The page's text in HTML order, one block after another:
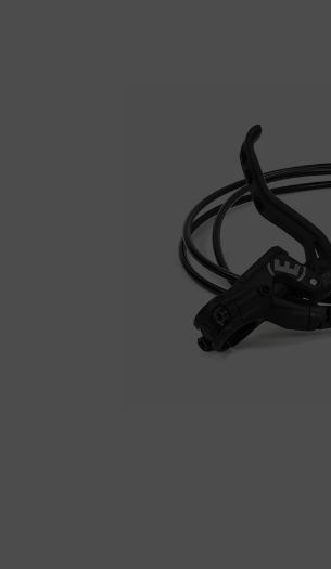
Overige sporten & cadeaubon
Nieuw bij FuturumShop...